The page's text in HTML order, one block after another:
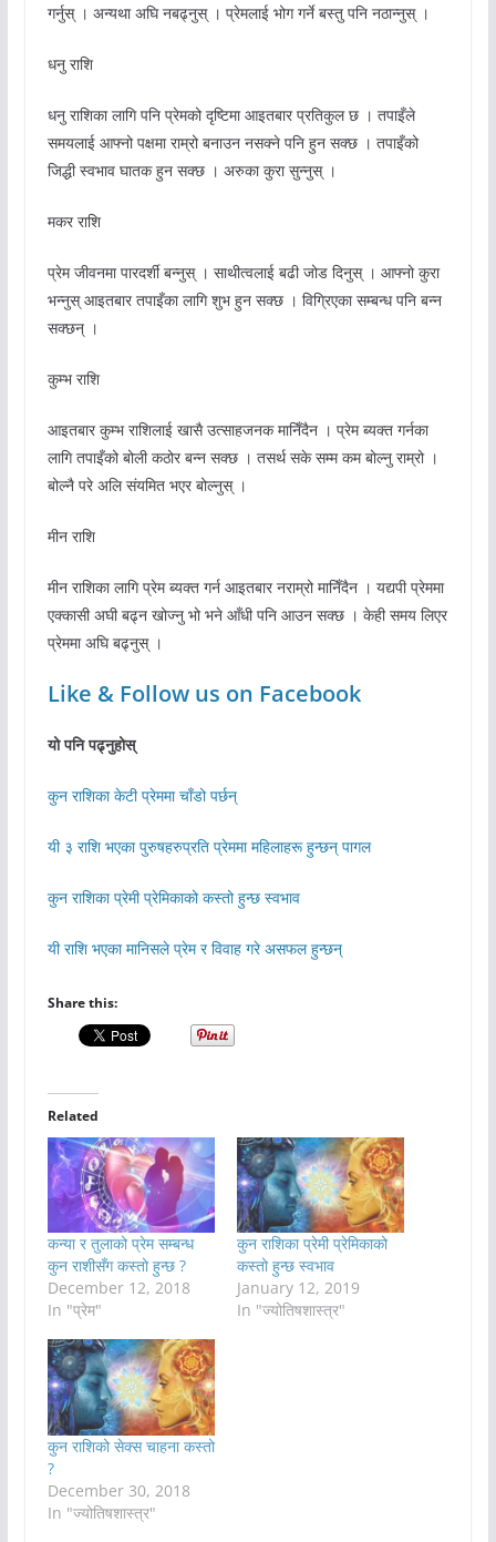
गर्नुस् । अन्यथा अघि नबढ्नुस् । प्रेमलाई भोग गर्ने बस्तु पनि नठान्नुस् ।
धनु राशि
धनु राशिका लागि पनि प्रेमको दृष्टिमा आइतबार प्रतिकुल छ । तपाइँले
समयलाई आफ्नो पक्षमा राम्रो बनाउन नसक्ने पनि हुन सक्छ । तपाइँको
जिद्धी स्वभाव घातक हुन सक्छ । अरुका कुरा सुन्नुस् ।
मकर राशि
प्रेम जीवनमा पारदर्शी बन्नुस् । साथीत्वलाई बढी जोड दिनुस् । आफ्नो कुरा
भन्नुस् आइतबार तपाइँका लागि शुभ हुन सक्छ । विग्रिएका सम्बन्ध पनि बन्न
सक्छन् ।
कुम्भ राशि
आइतबार कुम्भ राशिलाई खासै उत्साहजनक मानिँदैन । प्रेम ब्यक्त गर्नका
लागि तपाइँको बोली कठोर बन्न सक्छ । तसर्थ सके सम्म कम बोल्नु राम्रो ।
बोल्नै परे अलि संयमित भएर बोल्नुस् ।
मीन राशि
मीन राशिका लागि प्रेम ब्यक्त गर्न आइतबार नराम्रो मानिँदैन । यद्यपी प्रेममा
एक्कासी अघी बढ्न खोज्नु भो भने आँधी पनि आउन सक्छ । केही समय लिएर
प्रेममा अघि बढ्नुस् ।
Like & Follow us on Facebook
यो पनि पढ्नुहोस्
कुन राशिका केटी प्रेममा चाँडो पर्छन्
यी ३ राशि भएका पुरुषहरुप्रति प्रेममा महिलाहरू हुन्छन् पागल
कुन राशिका प्रेमी प्रेमिकाको कस्तो हुन्छ स्वभाव
यी राशि भएका मानिसले प्रेम र विवाह गरे असफल हुन्छन्
Share this:
Related
कन्या र तुलाको प्रेम सम्बन्ध
कुन राशीसँग कस्तो हुन्छ ?
December 12, 2018
In "प्रेम"
कुन राशिका प्रेमी प्रेमिकाको
कस्तो हुन्छ स्वभाव
January 12, 2019
In "ज्योतिषशास्त्र"
कुन राशिको सेक्स चाहना कस्तो
?
December 30, 2018
In "ज्योतिषशास्त्र"